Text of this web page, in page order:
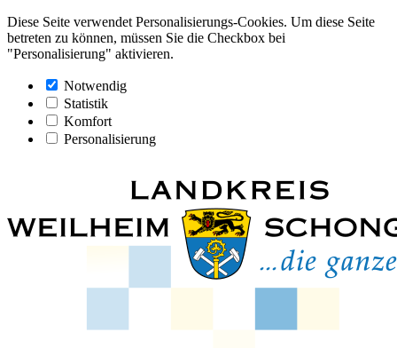
Diese Seite verwendet Personalisierungs-Cookies. Um diese Seite
betreten zu können, müssen Sie die Checkbox bei
"Personalisierung" aktivieren.
Notwendig
Statistik
Komfort
Personalisierung